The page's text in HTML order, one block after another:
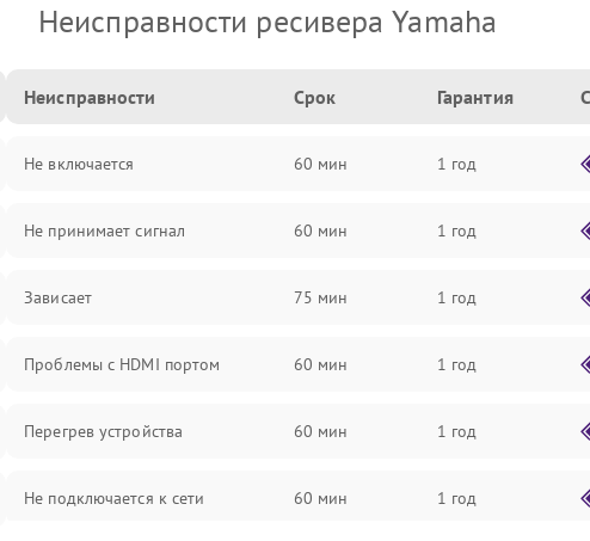
Неисправности ресивера Yamaha
Неисправности Срок Гарантия
Не включается 60 мин 1 год
Не принимает сигнал 60 мин 1 год
Зависает 75 мин 1 год
Проблемы с HDMI портом 60 мин 1 год
Перегрев устройства 60 мин 1 год
Не подключается к сети 60 мин 1 год